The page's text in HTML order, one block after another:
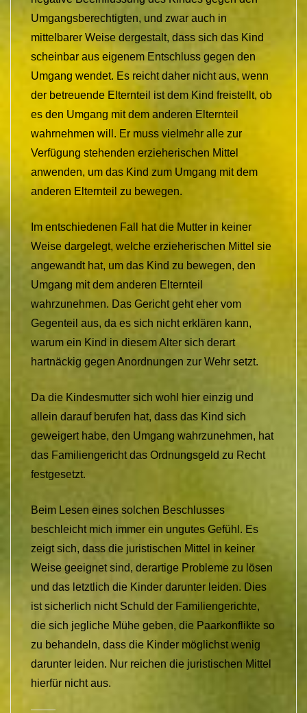
Umgangsberechtigten, und zwar auch in
mittelbarer Weise dergestalt, dass sich das Kind
scheinbar aus eigenem Entschluss gegen den
Umgang wendet. Es reicht daher nicht aus, wenn
der betreuende Elternteil ist dem Kind freistellt, ob
es den Umgang mit dem anderen Elternteil
wahrnehmen will. Er muss vielmehr alle zur
Verfügung stehenden erzieherischen Mittel
anwenden, um das Kind zum Umgang mit dem
anderen Elternteil zu bewegen.
Im entschiedenen Fall hat die Mutter in keiner
Weise dargelegt, welche erzieherischen Mittel sie
angewandt hat, um das Kind zu bewegen, den
Umgang mit dem anderen Elternteil
wahrzunehmen. Das Gericht geht eher vom
Gegenteil aus, da es sich nicht erklären kann,
warum ein Kind in diesem Alter sich derart
hartnäckig gegen Anordnungen zur Wehr setzt.
Da die Kindesmutter sich wohl hier einzig und
allein darauf berufen hat, dass das Kind sich
geweigert habe, den Umgang wahrzunehmen, hat
das Familiengericht das Ordnungsgeld zu Recht
festgesetzt.
Beim Lesen eines solchen Beschlusses
beschleicht mich immer ein ungutes Gefühl. Es
zeigt sich, dass die juristischen Mittel in keiner
Weise geeignet sind, derartige Probleme zu lösen
und das letztlich die Kinder darunter leiden. Dies
ist sicherlich nicht Schuld der Familiengerichte,
die sich jegliche Mühe geben, die Paarkonflikte so
zu behandeln, dass die Kinder möglichst wenig
darunter leiden. Nur reichen die juristischen Mittel
hierfür nicht aus.